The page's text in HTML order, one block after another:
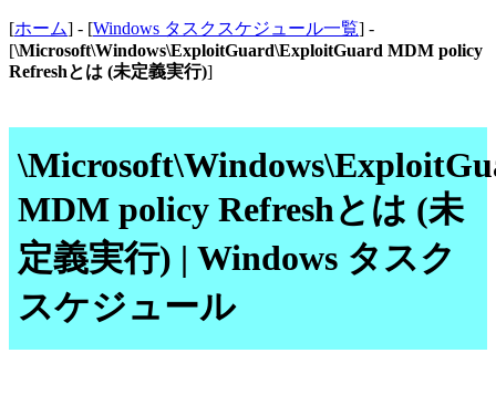
[ホーム] - [Windows タスクスケジュール一覧] -
[\Microsoft\Windows\ExploitGuard\ExploitGuard MDM policy
Refreshとは (未定義実行)]
MDM policy Refreshとは (未
定義実行) | Windows タスク
スケジュール